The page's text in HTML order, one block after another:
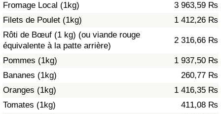
Fromage Local (1kg)
3 963,59 ₨
Filets de Poulet (1kg)
1 412,26 ₨
Rôti de Bœuf (1 kg) (ou viande rouge
équivalente à la patte arrière)
2 316,66 ₨
Pommes (1kg)
1 937,50 ₨
Bananes (1kg)
260,77 ₨
Oranges (1kg)
1 416,35 ₨
Tomates (1kg)
411,08 ₨
Pollution
Indice de Pollution (Actuel)
Indice de Pollution par Pays